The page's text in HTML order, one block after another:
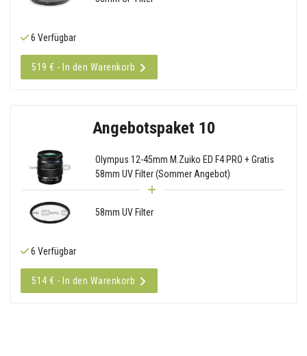
6 Verfügbar
519 € - In den Warenkorb
Angebotspaket 10
Olympus 12-45mm M.Zuiko ED F4 PRO + Gratis
58mm UV Filter (Sommer Angebot)
58mm UV Filter
6 Verfügbar
514 € - In den Warenkorb